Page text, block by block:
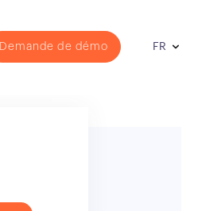
Demande de démo FR